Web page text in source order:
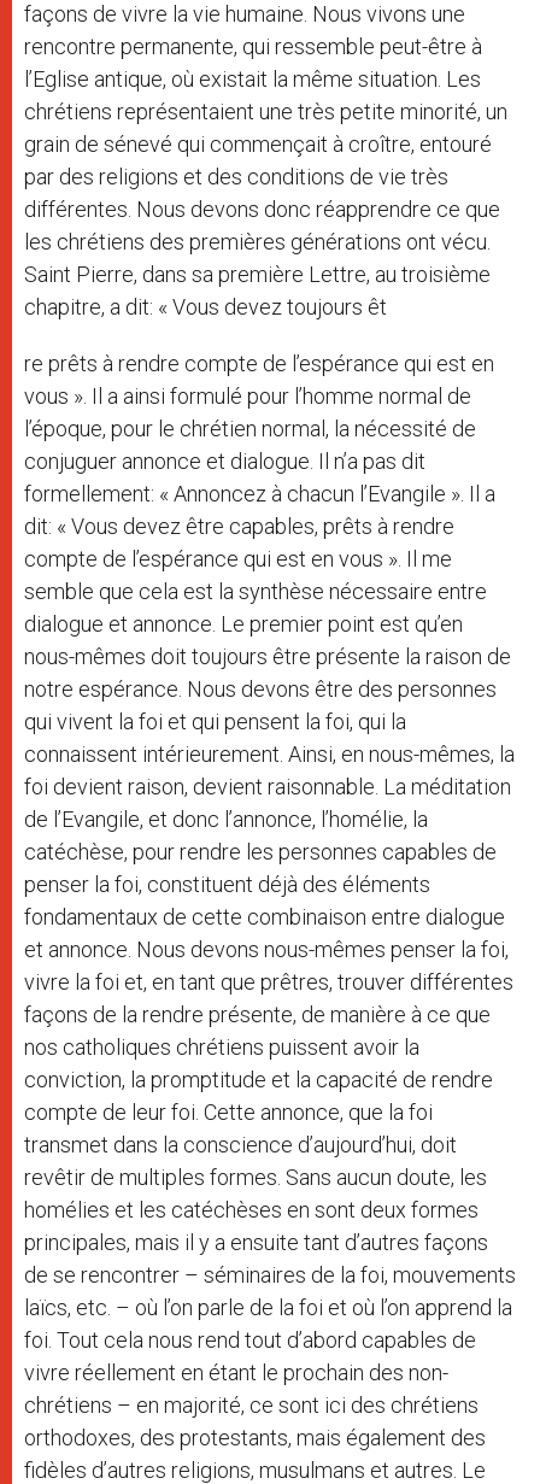
façons de vivre la vie humaine. Nous vivons une
rencontre permanente, qui ressemble peut-être à
l’Eglise antique, où existait la même situation. Les
chrétiens représentaient une très petite minorité, un
grain de sénevé qui commençait à croître, entouré
par des religions et des conditions de vie très
différentes. Nous devons donc réapprendre ce que
les chrétiens des premières générations ont vécu.
Saint Pierre, dans sa première Lettre, au troisième
chapitre, a dit: « Vous devez toujours êt
re prêts à rendre compte de l’espérance qui est en
vous ». Il a ainsi formulé pour l’homme normal de
l’époque, pour le chrétien normal, la nécessité de
conjuguer annonce et dialogue. Il n’a pas dit
formellement: « Annoncez à chacun l’Evangile ». Il a
dit: « Vous devez être capables, prêts à rendre
compte de l’espérance qui est en vous ». Il me
semble que cela est la synthèse nécessaire entre
dialogue et annonce. Le premier point est qu’en
nous-mêmes doit toujours être présente la raison de
notre espérance. Nous devons être des personnes
qui vivent la foi et qui pensent la foi, qui la
connaissent intérieurement. Ainsi, en nous-mêmes, la
foi devient raison, devient raisonnable. La méditation
de l’Evangile, et donc l’annonce, l’homélie, la
catéchèse, pour rendre les personnes capables de
penser la foi, constituent déjà des éléments
fondamentaux de cette combinaison entre dialogue
et annonce. Nous devons nous-mêmes penser la foi,
vivre la foi et, en tant que prêtres, trouver différentes
façons de la rendre présente, de manière à ce que
nos catholiques chrétiens puissent avoir la
conviction, la promptitude et la capacité de rendre
compte de leur foi. Cette annonce, que la foi
transmet dans la conscience d’aujourd’hui, doit
revêtir de multiples formes. Sans aucun doute, les
homélies et les catéchèses en sont deux formes
principales, mais il y a ensuite tant d’autres façons
de se rencontrer – séminaires de la foi, mouvements
laïcs, etc. – où l’on parle de la foi et où l’on apprend la
foi. Tout cela nous rend tout d’abord capables de
vivre réellement en étant le prochain des non-
chrétiens – en majorité, ce sont ici des chrétiens
orthodoxes, des protestants, mais également des
fidèles d’autres religions, musulmans et autres. Le